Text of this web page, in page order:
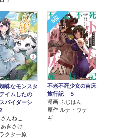
蛛なモンスタ
イムしたの
パイダーシ
んねこ
あきさけ
クター原
5位
不老不死少女の苗床
旅行記 ５
漫画 ふじはん
原作 ルナ・ウサ
ギ